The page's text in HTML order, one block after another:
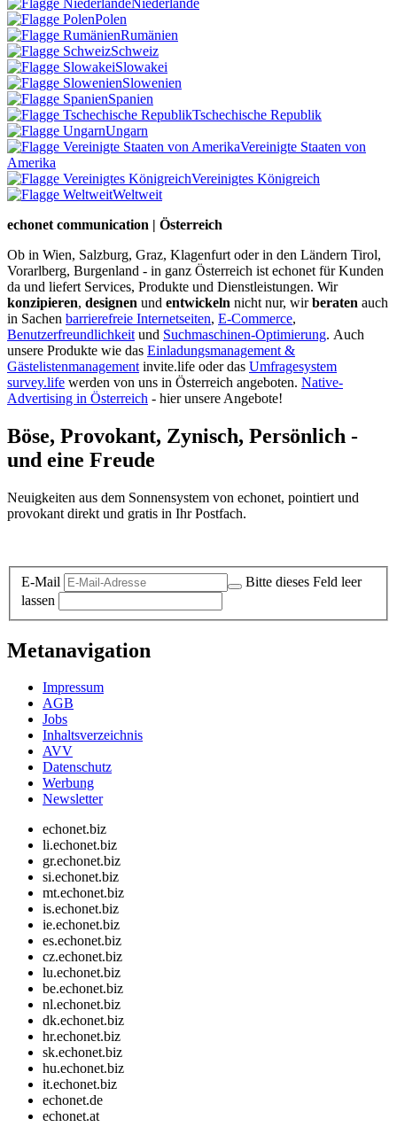
Niederlande
Polen
Rumänien
Schweiz
Slowakei
Slowenien
Spanien
Tschechische Republik
Ungarn
Vereinigte Staaten von
Amerika
Vereinigtes Königreich
Weltweit
echonet communication | Österreich
Ob in Wien, Salzburg, Graz, Klagenfurt oder in den Ländern Tirol,
Vorarlberg, Burgenland - in ganz Österreich ist echonet für Kunden
da und liefert Services, Produkte und Dienstleistungen. Wir
konzipieren, designen und entwickeln nicht nur, wirberaten auch
in Sachen barrierefreie Internetseiten, E-Commerce,
Benutzerfreundlichkeit und Suchmaschinen-Optimierung. Auch
unsere Produkte wie das Einladungsmanagement &
Gästelistenmanagement invite.life oder das Umfragesystem
survey.life werden von uns in Österreich angeboten. Native-
Advertising in Österreich - hier unsere Angebote!
Böse, Provokant, Zynisch, Persönlich -
und eine Freude
Neuigkeiten aus dem Sonnensystem von echonet, pointiert und
provokant direkt und gratis in Ihr Postfach.
E-Mail
Bitte dieses Feld leer
lassen
Metanavigation
Impressum
AGB
Jobs
Inhaltsverzeichnis
AVV
Datenschutz
Werbung
Newsletter
echonet.biz
li.echonet.biz
gr.echonet.biz
si.echonet.biz
mt.echonet.biz
is.echonet.biz
ie.echonet.biz
es.echonet.biz
cz.echonet.biz
lu.echonet.biz
be.echonet.biz
nl.echonet.biz
dk.echonet.biz
hr.echonet.biz
sk.echonet.biz
hu.echonet.biz
it.echonet.biz
echonet.de
echonet.at